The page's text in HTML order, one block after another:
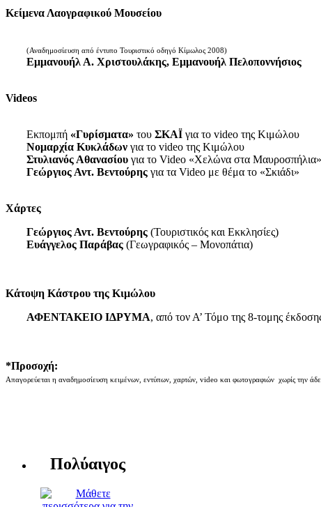
Κείμενα Λαογραφικού Μουσείου
(Αναδημοσίευση από έντυπο Τουριστικό οδηγό Κίμωλος 2008)
Εμμανουήλ Α. Χριστουλάκης, Εμμανουήλ Πελοποννήσιος
Videos
Εκπομπή «Γυρίσματα» του ΣΚΑΪ για το video της Κιμώλου
Νομαρχία Κυκλάδων για το video της Κιμώλου
Στυλιανός Αθανασίου για το Video «Χελώνα στα Μαυροσπήλια»
Γεώργιος Αντ. Βεντούρης για τα Video με θέμα το «Σκιάδι»
Χάρτες
Γεώργιος Αντ. Βεντούρης (Τουριστικός και Εκκλησίες)
Ευάγγελος Παράβας (Γεωγραφικός – Μονοπάτια)
Κάτοψη Κάστρου της Κιμώλου
ΑΦΕΝΤΑΚΕΙΟ ΙΔΡΥΜΑ, από τον Α’ Τόμο της 8-τομης
*Προσοχή:
Απαγορεύεται η αναδημοσίευση κειμένων, εντύπων, χαρτών, video και φωτογραφιών χωρίς την
Πολύαιγος